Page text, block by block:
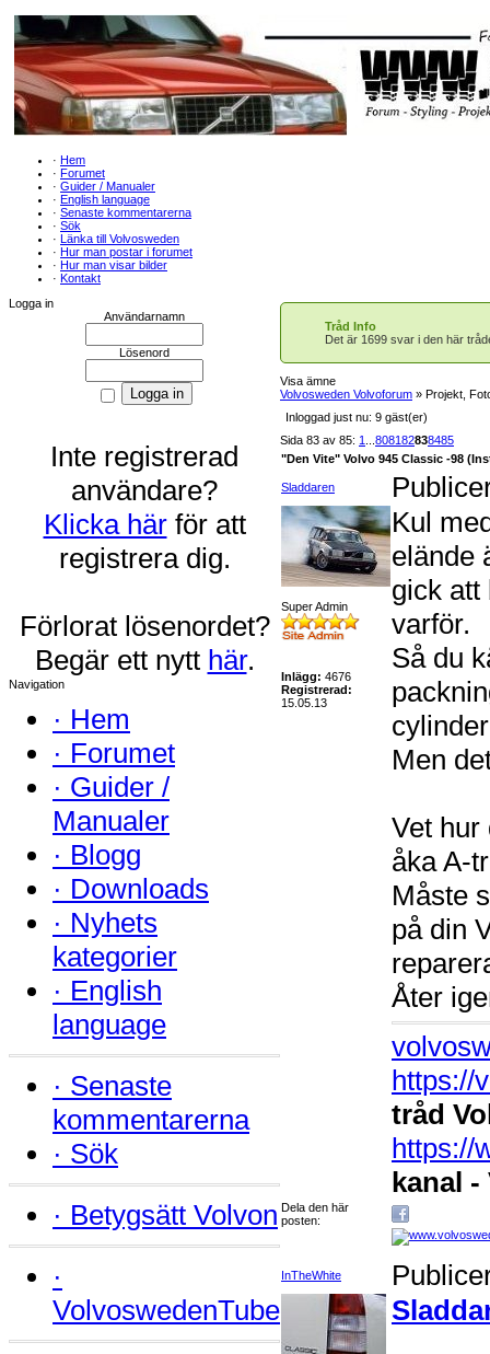
· Hem
· Forumet
· Guider / Manualer
· English language
· Senaste kommentarerna
· Sök
· Länka till Volvosweden
· Hur man postar i forumet
· Hur man visar bilder
· Kontakt
Logga in
Användarnamn
Lösenord
Inte registrerad
användare?
Klicka härför att
registrera dig.
Förlorat lösenordet?
Begär ett nytt här.
Navigation
· Hem
· Forumet
· Guider /
Manualer
· Blogg
· Downloads
· Nyhets
kategorier
· English
language
· Senaste
kommentarerna
· Sök
· Betygsätt Volvon
·
VolvoswedenTube
Tråd Info
Det är 1699 svar i den här
Visa ämne
Volvosweden Volvoforum » Projekt,
Inloggad just nu: 9 gäst(er)
Sida 83 av 85: 1 808182838485
"Den Vite" Volvo 945 Classic -98
Sladdaren
Super Admin
Inlägg: 4676
Registrerad:
15.05.13
Kul
elände
gick att
varför.
Så du
Men
Vet hur
åka A-
Måste
på din
Åter
https://
tråd
https://
kanal
Dela den här
posten:
InTheWhite